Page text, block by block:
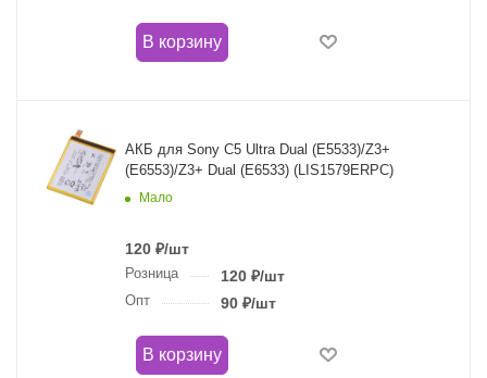
В корзину
АКБ для Sony C5 Ultra Dual (E5533)/Z3+
(E6553)/Z3+ Dual (E6533) (LIS1579ERPC)
Мало
120 ₽/шт
Розница 120₽/шт
Опт 90₽/шт
В корзину